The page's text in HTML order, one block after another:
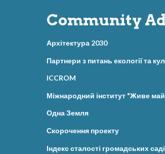
Community
Архітектура 2030
Партнери з питань екології та
ICCROM
Міжнародний інститут "Живе
Одна Земля
Скорочення проекту
Індекс сталості громадських